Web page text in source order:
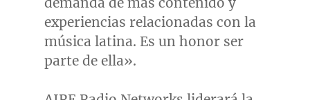
experiencias relacionadas con la
música latina. Es un honor ser
parte de ella».